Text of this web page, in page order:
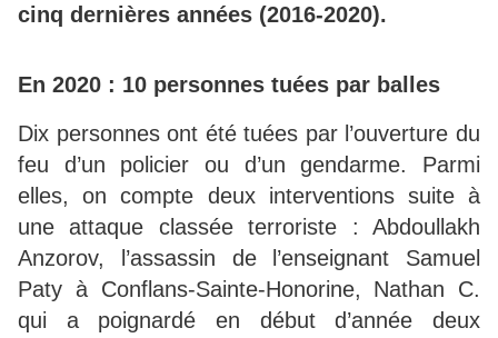
cinq dernières années (2016-2020).
En 2020 : 10 personnes tuées par balles
Dix personnes ont été tuées par l’ouverture du
feu d’un policier ou d’un gendarme. Parmi
elles, on compte deux interventions suite à
une attaque classée terroriste : Abdoullakh
Anzorov, l’assassin de l’enseignant Samuel
Paty à Conflans-Sainte-Honorine, Nathan C.
qui a poignardé en début d’année deux